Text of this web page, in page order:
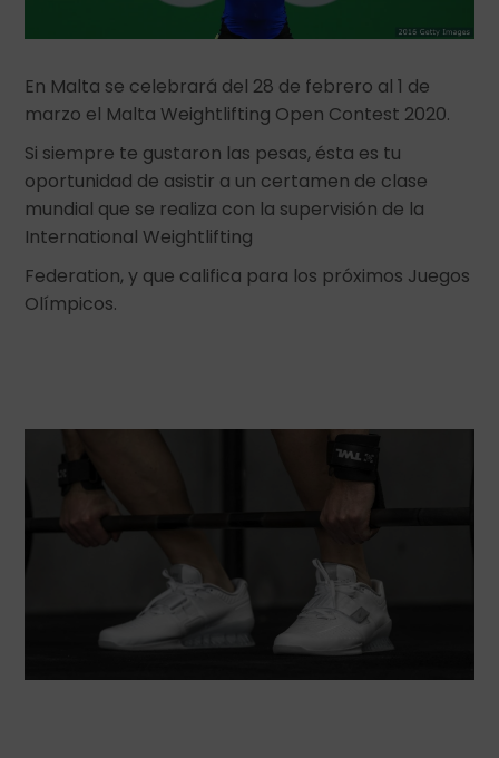
En Malta se celebrará del 28 de febrero al 1 de
marzo el Malta Weightlifting Open Contest 2020.
Si siempre te gustaron las pesas, ésta es tu
oportunidad de asistir a un certamen de clase
mundial que se realiza con la supervisión de la
International Weightlifting
Federation, y que califica para los próximos Juegos
Olímpicos.